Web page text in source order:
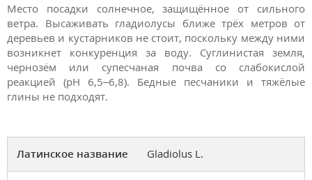
Место посадки солнечное, защищённое от сильного
ветра. Высаживать гладиолусы ближе трёх метров от
деревьев и кустарников не стоит, поскольку между ними
возникнет конкуренция за воду. Суглинистая земля,
чернозём или супесчаная почва со слабокислой
реакцией (pH 6,5–6,8). Бедные песчаники и тяжёлые
глины не подходят.
Латинское название Gladiolus L.